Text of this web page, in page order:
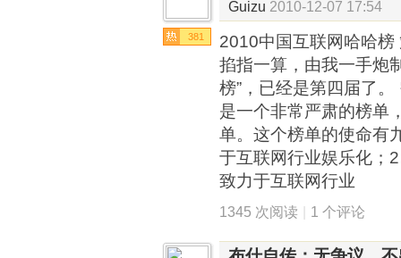
381
Guizu 2010-12-07 17:54
2010中国互联网哈哈
掐指一算，由我一手炮
榜”，已经是第四届了
是一个非常严肃的榜单
单。这个榜单的使命有
于互联网行业娱乐化；
致力于互联网行业
1345 次阅读 | 1 个评论